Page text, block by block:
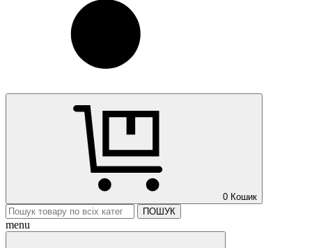
0 Кошик
ПОШУК
menu